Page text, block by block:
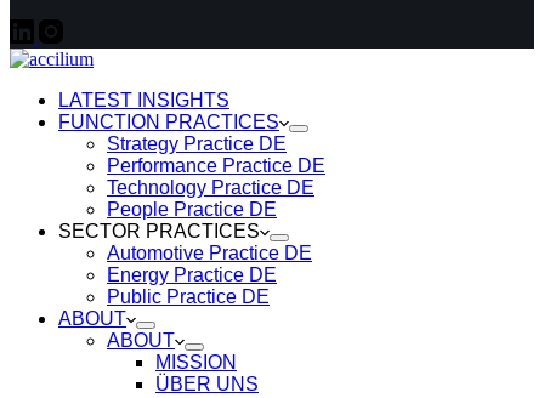
LATEST INSIGHTS
FUNCTION PRACTICES
Strategy Practice DE
Performance Practice DE
Technology Practice DE
People Practice DE
SECTOR PRACTICES
Automotive Practice DE
Energy Practice DE
Public Practice DE
ABOUT
ABOUT
MISSION
ÜBER UNS